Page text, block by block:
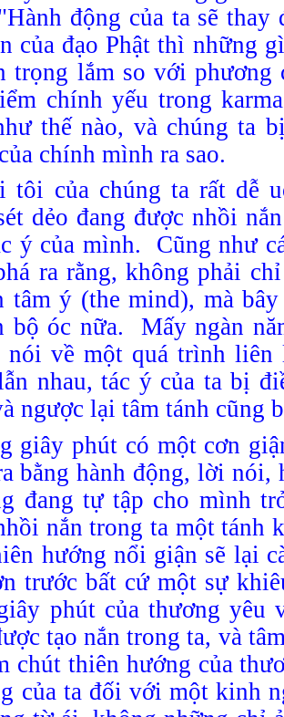
động của ta sẽ
của đạo Phật thì những
trọng lắm so với phương
chính yếu trong
thế nào, và chúng ta
chính mình ra sao.
tôi của chúng ta rất dễ
dẻo đang được nhồi
ý của mình. Cũng như
ra rằng, không phải
tâm ý (the mind), mà
bộ óc nữa. Mấy ngàn
nói về một quá trình liên
nhau, tác ý của ta bị
ngược lại tâm tánh cũng
giây phút có một cơn
bằng hành động, lời nói,
đang tự tập cho mình
nắn trong ta một
hướng nổi giận sẽ lại
trước bất cứ một sự
phút của thương yêu
tạo nắn trong ta, và
chút thiên hướng của
của ta đối với một kinh